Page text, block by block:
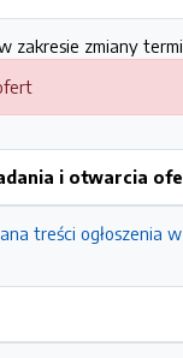
zakresie zmiany
i otwarcia
treści